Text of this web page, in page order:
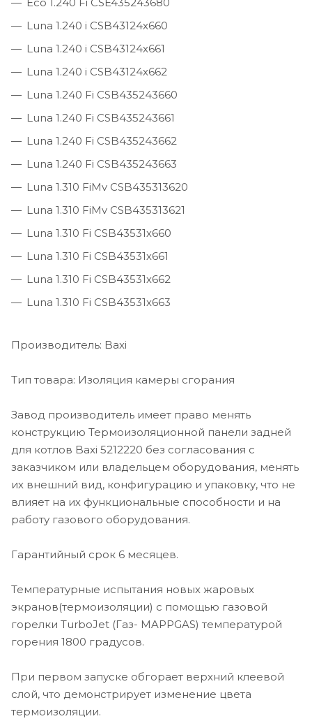
Luna 1.240 i CSB43124х660
Luna 1.240 i CSB43124х661
Luna 1.240 i CSB43124х662
Luna 1.240 Fi CSB435243660
Luna 1.240 Fi CSB435243661
Luna 1.240 Fi CSB435243662
Luna 1.240 Fi CSB435243663
Luna 1.310 FiMv CSB435313620
Luna 1.310 FiMv CSB435313621
Luna 1.310 Fi CSB43531х660
Luna 1.310 Fi CSB43531х661
Luna 1.310 Fi CSB43531х662
Luna 1.310 Fi CSB43531х663
Производитель: Baxi
Тип товара: Изоляция камеры сгорания
Завод производитель имеет право менять
конструкцию Термоизоляционной панели задней
для котлов Baxi 5212220 без согласования с
заказчиком или владельцем оборудования, менять
их внешний вид, конфигурацию и упаковку, что не
влияет на их функциональные способности и на
работу газового оборудования.
Гарантийный срок 6 месяцев.
Температурные испытания новых жаровых
экранов(термоизоляции) с помощью газовой
горелки TurboJet (Газ- MAPPGAS) температурой
горения 1800 градусов.
При первом запуске обгорает верхний клеевой
слой, что демонстрирует изменение цвета
термоизоляции.